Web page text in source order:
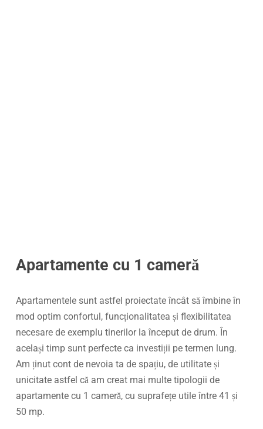
Apartamente cu 1 cameră
Apartamentele sunt astfel proiectate încât să îmbine în
mod optim confortul, funcționalitatea și flexibilitatea
necesare de exemplu tinerilor la început de drum. În
același timp sunt perfecte ca investiții pe termen lung.
Am ținut cont de nevoia ta de spațiu, de utilitate și
unicitate astfel că am creat mai multe tipologii de
apartamente cu 1 cameră, cu suprafețe utile între 41 și
50 mp.